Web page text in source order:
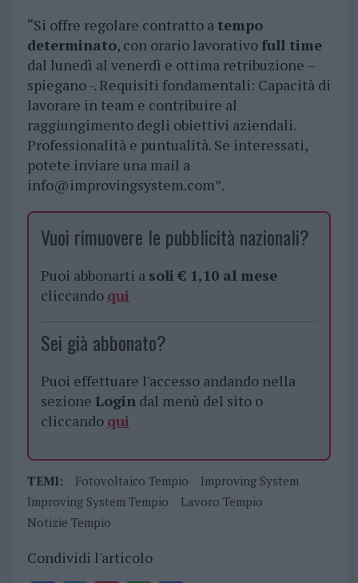
“Si offre regolare contratto a tempo
determinato, con orario lavorativo full time
dal lunedì al venerdì e ottima retribuzione –
spiegano -. Requisiti fondamentali: Capacità di
lavorare in team e contribuire al
raggiungimento degli obiettivi aziendali.
Professionalità e puntualità. Se interessati,
potete inviare una mail a
info@improvingsystem.com”.
Vuoi rimuovere le pubblicità nazionali?
Puoi abbonarti a soli € 1,10 al mese
cliccando qui
Sei già abbonato?
Puoi effettuare l'accesso andando nella
sezione Logindal menù del sito o
cliccando qui
TEMI: Fotovoltaico Tempio
Improving System
Improving System Tempio
Lavoro Tempio
Notizie Tempio
Condividi l'articolo